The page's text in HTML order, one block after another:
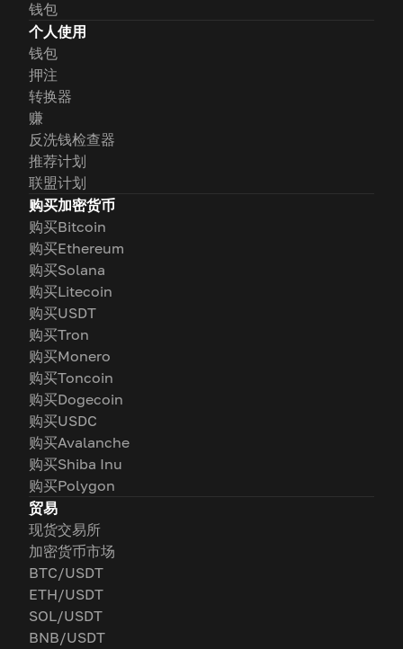
钱包
个人使用
钱包
押注
转换器
赚
反洗钱检查器
推荐计划
联盟计划
购买加密货币
购买Bitcoin
购买Ethereum
购买Solana
购买Litecoin
购买USDT
购买Tron
购买Monero
购买Toncoin
购买Dogecoin
购买USDC
购买Avalanche
购买Shiba Inu
购买Polygon
贸易
现货交易所
加密货币市场
BTC/USDT
ETH/USDT
SOL/USDT
BNB/USDT